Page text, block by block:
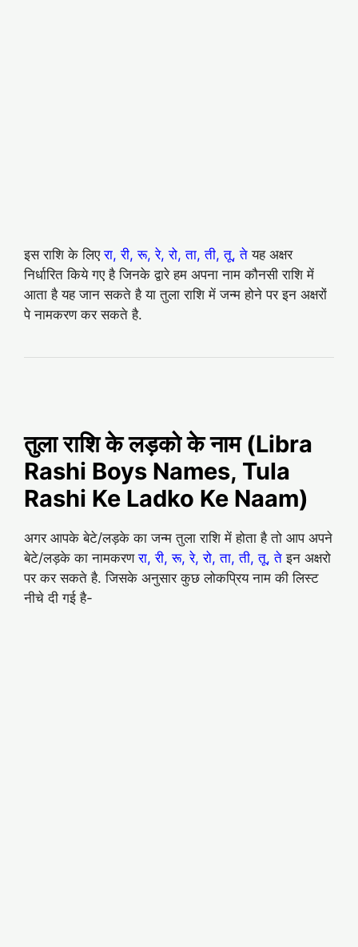
इस राशि के लिएरा, री, रू, रे, रो, ता, ती, तू, ते यह अक्षर
निर्धारित किये गए है जिनके द्वारे हम अपना नाम कौनसी राशि में
आता है यह जान सकते है या तुला राशि में जन्म होने पर इन अक्षरों
पे नामकरण कर सकते है.
तुला राशि के लड़को के नाम (Libra
Rashi Boys Names, Tula
Rashi Ke Ladko Ke Naam)
अगर आपके बेटे/लड़के का जन्म तुला राशि में होता है तो आप अपने
बेटे/लड़के का नामकरणरा, री, रू, रे, रो, ता, ती, तू, ते इन अक्षरो
पर कर सकते है. जिसके अनुसार कुछ लोकप्रिय नाम की लिस्ट
नीचे दी गई है-